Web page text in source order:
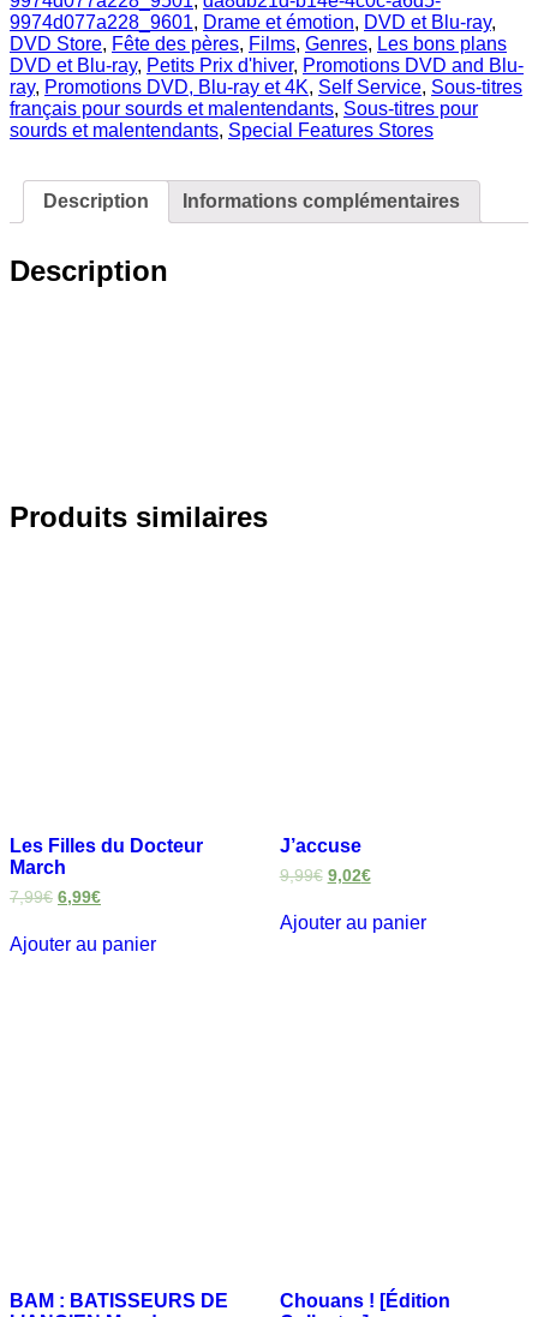
9974d077a228_9601, Drame et émotion, DVD et Blu-ray,
DVD Store, Fête des pères, Films, Genres, Les bons plans
DVD et Blu-ray, Petits Prix d'hiver, Promotions DVD and Blu-
ray, Promotions DVD, Blu-ray et 4K, Self Service, Sous-titres
français pour sourds et malentendants, Sous-titres pour
sourds et malentendants, Special Features Stores
Description Informations complémentaires
Description
Produits similaires
Les Filles du Docteur
March
7,99€ 6,99€
Ajouter au panier
J’accuse
9,99€ 9,02€
Ajouter au panier
BAM : BATISSEURS DE
Chouans ! [Édition